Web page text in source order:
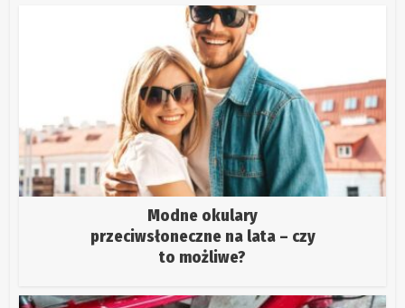
Modne okulary
przeciwsłoneczne na lata – czy
to możliwe?